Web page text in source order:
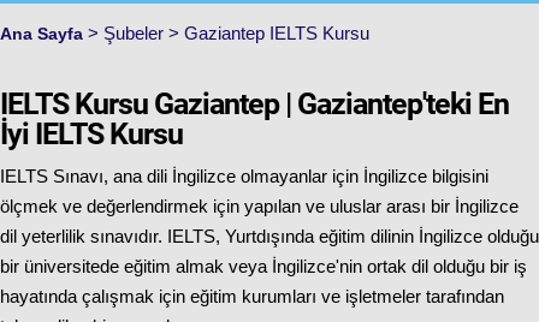
Ana Sayfa > Şubeler > Gaziantep IELTS Kursu
IELTS Kursu Gaziantep | Gaziantep'teki En
İyi IELTS Kursu
IELTS Sınavı, ana dili İngilizce olmayanlar için İngilizce bilgisini
ölçmek ve değerlendirmek için yapılan ve uluslar arası bir İngilizce
dil yeterlilik sınavıdır. IELTS, Yurtdışında eğitim dilinin İngilizce olduğu
bir üniversitede eğitim almak veya İngilizce'nin ortak dil olduğu bir iş
hayatında çalışmak için eğitim kurumları ve işletmeler tarafından